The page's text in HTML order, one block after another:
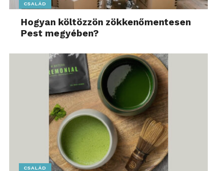
CSALÁD
Hogyan költözzön zökkenőmentesen
Pest megyében?
CSALÁD